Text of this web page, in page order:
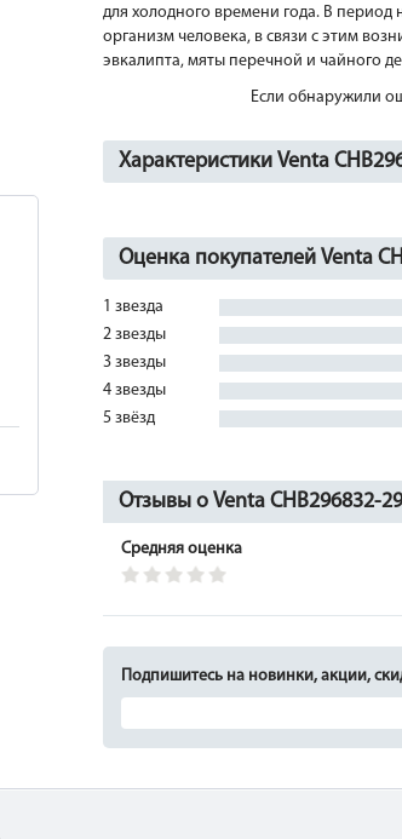
для холодного времени года. В период
организм человека, в связи с этим
эвкалипта, мяты перечной и чайного
Если обнаружили
Характеристики Venta
Оценка покупателей Venta
1 звезда
2 звезды
3 звезды
4 звезды
5 звёзд
Отзывы о Venta CHB296832-
Средняя оценка
Подпишитесь на новинки, акции,